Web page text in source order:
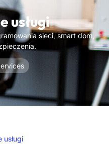
usługi
sieci, smart dom,
usługi